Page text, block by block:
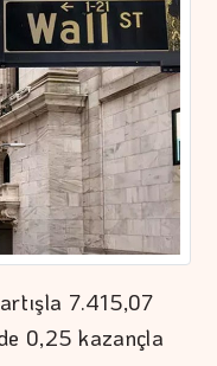
7.415,07
0,25 kazançla